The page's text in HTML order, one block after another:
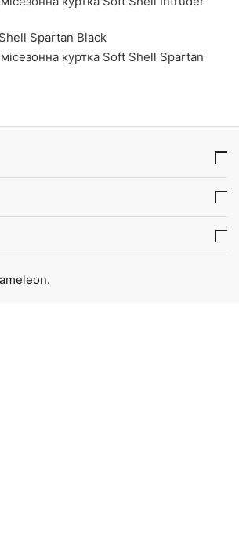
Spartan Black
куртка Soft Shell Spartan